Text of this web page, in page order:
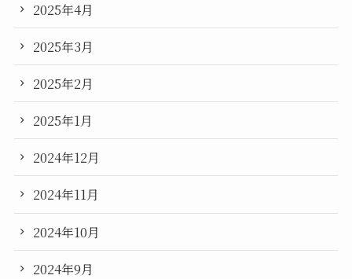
2025年4月
2025年3月
2025年2月
2025年1月
2024年12月
2024年11月
2024年10月
2024年9月